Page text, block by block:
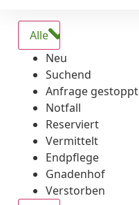
Alle
Neu
Suchend
Anfrage gestoppt
Notfall
Reserviert
Vermittelt
Endpflege
Gnadenhof
Verstorben